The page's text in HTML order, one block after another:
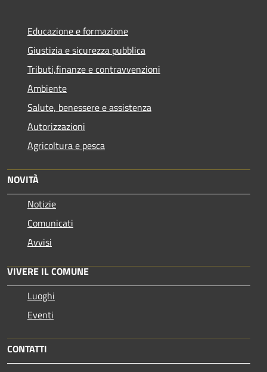
Educazione e formazione
Giustizia e sicurezza pubblica
Tributi,finanze e contravvenzioni
Ambiente
Salute, benessere e assistenza
Autorizzazioni
Agricoltura e pesca
NOVITÀ
Notizie
Comunicati
Avvisi
VIVERE IL COMUNE
Luoghi
Eventi
CONTATTI